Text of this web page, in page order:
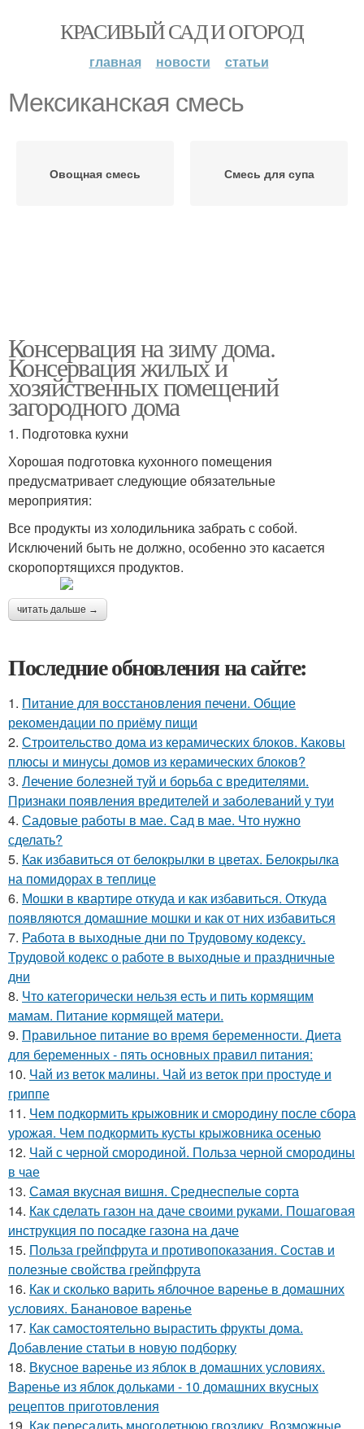
КРАСИВЫЙ САД И ОГОРОД
главная новости статьи
Мексиканская смесь
Овощная смесь Смесь для супа
Консервация на зиму дома.
Консервация жилых и
хозяйственных помещений
загородного дома
1. Подготовка кухни
Хорошая подготовка кухонного помещения
предусматривает следующие обязательные
мероприятия:
Все продукты из холодильника забрать с собой.
Исключений быть не должно, особенно это касается
скоропортящихся продуктов.
читать дальше →
Последние обновления на сайте:
1. Питание для восстановления печени. Общие
рекомендации по приёму пищи
2. Строительство дома из керамических блоков. Каковы
плюсы и минусы домов из керамических блоков?
3. Лечение болезней туй и борьба с вредителями.
Признаки появления вредителей и заболеваний у туи
4. Садовые работы в мае. Сад в мае. Что нужно
сделать?
5. Как избавиться от белокрылки в цветах. Белокрылка
на помидорах в теплице
6. Мошки в квартире откуда и как избавиться. Откуда
появляются домашние мошки и как от них избавиться
7. Работа в выходные дни по Трудовому кодексу.
Трудовой кодекс о работе в выходные и праздничные
дни
8. Что категорически нельзя есть и пить кормящим
мамам. Питание кормящей матери.
9. Правильное питание во время беременности. Диета
для беременных - пять основных правил питания:
10. Чай из веток малины. Чай из веток при простуде и
гриппе
11. Чем подкормить крыжовник и смородину после сбора
урожая. Чем подкормить кусты крыжовника осенью
12. Чай с черной смородиной. Польза черной смородины
в чае
13. Самая вкусная вишня. Среднеспелые сорта
14. Как сделать газон на даче своими руками. Пошаговая
инструкция по посадке газона на даче
15. Польза грейпфрута и противопоказания. Состав и
полезные свойства грейпфрута
16. Как и сколько варить яблочное варенье в домашних
условиях. Банановое варенье
17. Как самостоятельно вырастить фрукты дома.
Добавление статьи в новую подборку
18. Вкусное варенье из яблок в домашних условиях.
Варенье из яблок дольками - 10 домашних вкусных
рецептов приготовления